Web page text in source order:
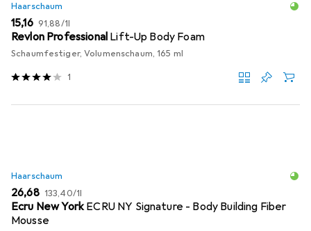
Haarschaum
EUR
15,16 EUR
91,88/1l
Revlon Professional Lift-Up Body Foam
Schaumfestiger, Volumenschaum, 165 ml
1
Haarschaum
EUR
26,68 EUR
133,40/1l
Ecru New YorkECRU NY Signature - Body Building Fiber
Mousse